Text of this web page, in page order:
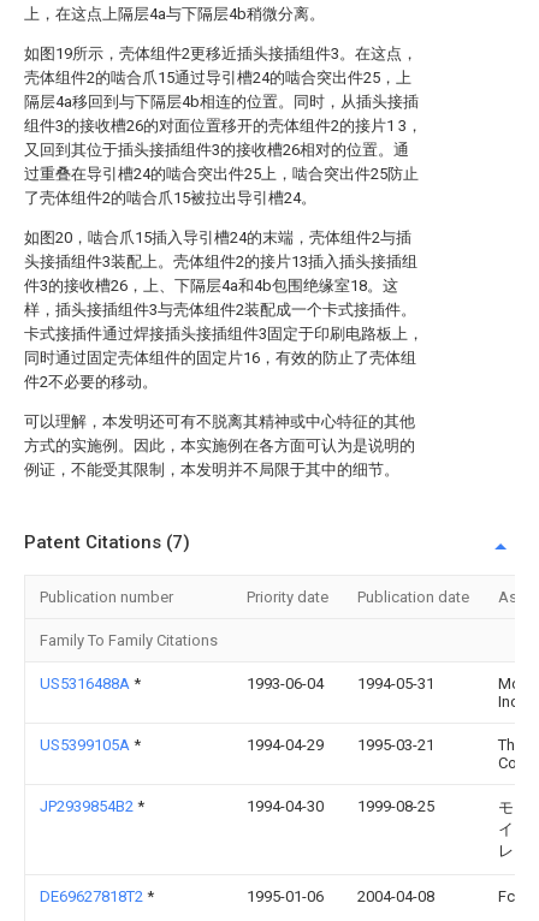
上，在这点上隔层4a与下隔层4b稍微分离。
如图19所示，壳体组件2更移近插头接插组件3。在这点，
壳体组件2的啮合爪15通过导引槽24的啮合突出件25，上
隔层4a移回到与下隔层4b相连的位置。同时，从插头接插
组件3的接收槽26的对面位置移开的壳体组件2的接片1 3，
又回到其位于插头接插组件3的接收槽26相对的位置。通
过重叠在导引槽24的啮合突出件25上，啮合突出件25防止
了壳体组件2的啮合爪15被拉出导引槽24。
如图20，啮合爪15插入导引槽24的末端，壳体组件2与插
头接插组件3装配上。壳体组件2的接片13插入插头接插组
件3的接收槽26，上、下隔层4a和4b包围绝缘室18。这
样，插头接插组件3与壳体组件2装配成一个卡式接插件。
卡式接插件通过焊接插头接插组件3固定于印刷电路板上，
同时通过固定壳体组件的固定片16，有效的防止了壳体组
件2不必要的移动。
可以理解，本发明还可有不脱离其精神或中心特征的其他
方式的实施例。因此，本实施例在各方面可认为是说明的
例证，不能受其限制，本发明并不局限于其中的细节。
Patent Citations (7)
Publication number Priority date Publication date
Family To Family Citations
US5316488A * 1993-06-04 1994-05-31
Molex
US5399105A * 1994-04-29 1995-03-21
The
JP2939854B2 * 1994-04-30 1999-08-25
モレ
イン
レー
DE69627818T2 * 1995-01-06 2004-04-08 Fci